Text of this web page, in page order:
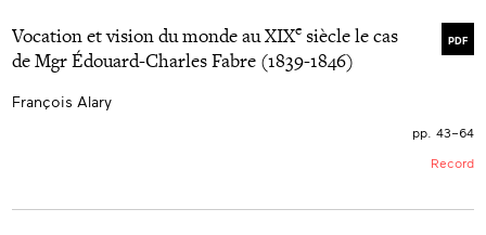
PDF
Vocation et vision du monde au XIXe siècle le cas
de Mgr Édouard-Charles Fabre (1839-1846)
François Alary
pp. 43–64
Record